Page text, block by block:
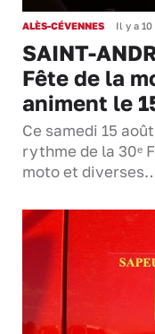
ALÈS-CÉVENNES Il y a 10
SAINT-
Fête de la
animent le
Ce samedi 15
rythme de la 30ᵉ
moto et